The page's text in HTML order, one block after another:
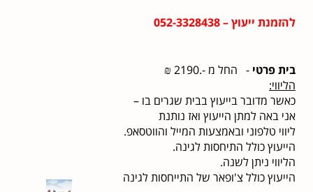
להזמנת ייעוץ – 052-3328438
בית פרטי - החל מ -.2190 ₪
הליווי:
כאשר מדובר בייעוץ בבית שגרים בו –
אני באה למתן הייעוץ ואז נותנת
ליווי טלפוני ובאמצעות המייל והווטסאפ.
הייעוץ כולל התיחסות לגינה.
הליווי ניתן לשנה.
הייעוץ כולל צ'ופאר של התייחסות לגינה